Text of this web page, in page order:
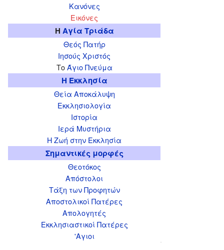
Κανόνες
Εικόνες
Η Αγία Τριάδα
Θεός Πατήρ
Ιησούς Χριστός
ΤοΆγιο Πνεύμα
Η Εκκλησία
Θεία Αποκάλυψη
Εκκλησιολογία
Ιστορία
Ιερά Μυστήρια
Η Ζωή στην Εκκλησία
Σημαντικές μορφές
Θεοτόκος
Απόστολοι
Τάξη των Προφητών
Αποστολικοί Πατέρες
Απολογητές
Εκκλησιαστικοί Πατέρες
'Αγιοι